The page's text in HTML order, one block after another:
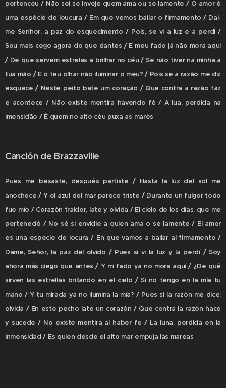
pertenceu / Não sei se inveje quem ama ou se lamente / O amor é
uma espécie de loucura / Em que vemos bailar o firmamento / Dai-
me Senhor, a paz do esquecimento / Pois, se vi a luz e a perdi /
Sou mais cego agora do que dantes / E meu fado já não mora aqui
/ De que servem estrelas a brilhar no céu / Se não tiver na minha a
tua mão / E o teu olhar não iluminar o meu? / Pois se a razão me diz
esquece / Neste peito bate um coração / Que contra a razão faz
e acontece / Não existe mentira havendo fé / A lua, perdida na
imensidão / É quem no alto céu puxa as marés
Canción de Brazzaville
Pues me besaste, después partiste / Hasta la luz del sol me
anochece / Y el azul del mar parece triste / Durante un fulgor todo
fue mío / Corazón traidor, late y olvida / El cielo de los días, que me
perteneció / No sé si envidie a quien ama o se lamente / El amor
es una especie de locura / En que vamos a bailar al firmamento /
Dame, Señor, la paz del olvido / Pues si vi la luz y la perdí / Soy
ahora más ciego que antes / Y mi fado ya no mora aquí / ¿De qué
sirven las estrellas brillando en el cielo / Si no tengo en la mía tu
mano / Y tu mirada ya no ilumina la mía? / Pues si la razón me dice:
olvida / En este pecho late un corazón / Que contra la razón hace
y sucede / No existe mentira al haber fe / La luna, perdida en la
inmensidad / Es quien desde el alto mar empuja las mareas